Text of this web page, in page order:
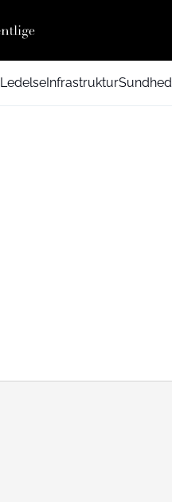
LedelseInfrastrukturSundhed